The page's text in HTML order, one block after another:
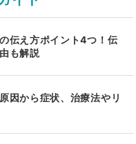
伝え方ポイント4つ！伝
も解説
因から症状、治療法やリ